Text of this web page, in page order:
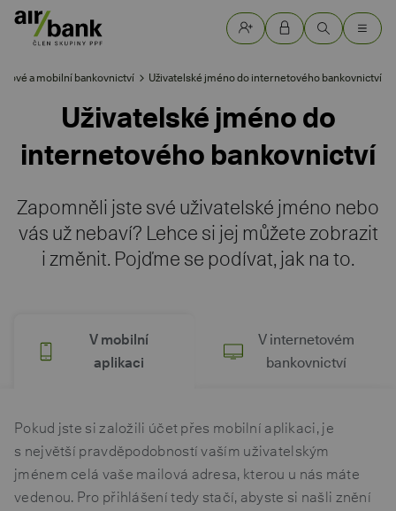
Uživatelské jméno do
internetového bankovnictví
Zapomněli jste své uživatelské jméno nebo
vás už nebaví? Lehce si jej můžete zobrazit
i změnit. Pojďme se podívat, jak na to.
Uživatelské jméno do internetového bankovnictví
a mobilní bankovnictví
V mobilní
aplikaci
V internetovém
bankovnictví
Pokud jste si založili účet přes mobilní aplikaci, je
s největší pravděpodobností vaším uživatelským
jménem celá vaše mailová adresa, kterou u nás máte
vedenou. Pro přihlášení tedy stačí, abyste si našli znění